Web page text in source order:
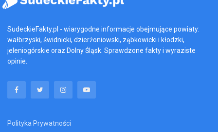
SudeckieFakty.pl - wiarygodne informacje obejmujące powiaty:
wałbrzyski, świdnicki, dzierżoniowski, ząbkowicki i kłodzki,
jeleniogórskie oraz Dolny Śląsk. Sprawdzone fakty i wyraziste
opinie.
Polityka Prywatności